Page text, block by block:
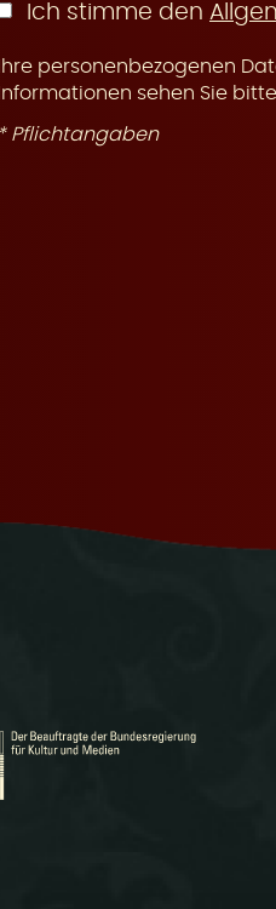
Ich stimme den
Ihre personenbezogenen
Informationen sehen Sie
* Pflichtangaben